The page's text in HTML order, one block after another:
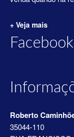
+ Veja mais
Facebook
Roberto
35044-110